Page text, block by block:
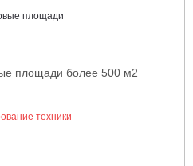
площади более 500 м2